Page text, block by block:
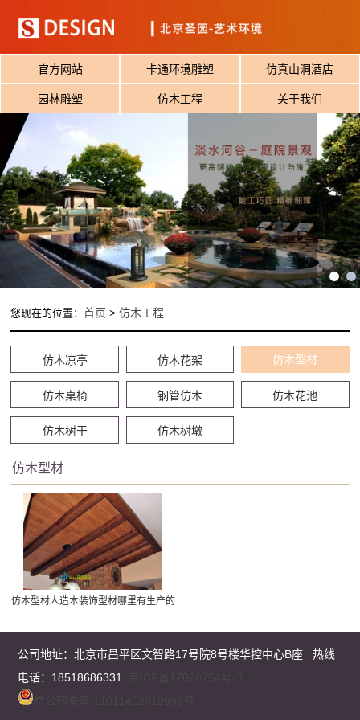
官方网站 卡通环境雕塑 仿真山洞酒店
园林雕塑 仿木工程 关于我们
您现在的位置：首页 >仿木工程
仿木凉亭 仿木花架 仿木型材
仿木桌椅 钢管仿木 仿木花池
仿木树干 仿木树墩
仿木型材
仿木型材人造木装饰型材哪里有生产的
公司地址： 北京市昌平区文智路17号院8号楼华控中心B座 热线
电话：18518686331